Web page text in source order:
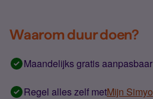
Waarom duur doen?
Maandelijks gratis aanpasbaar
Regel alles zelf metMijn Simyo